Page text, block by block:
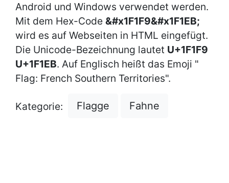
Android und Windows verwendet werden.
Mit dem Hex-Code &#x1F1F9&#x1F1EB;
wird es auf Webseiten in HTML eingefügt.
Die Unicode-Bezeichnung lautet U+1F1F9
U+1F1EB. Auf Englisch heißt das Emoji "
Flag: French Southern Territories".
Kategorie: Flagge Fahne